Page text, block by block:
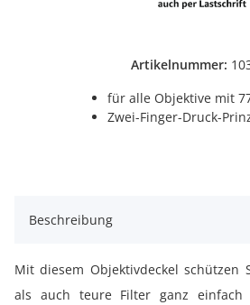
Artikelnummer:
für alle Objektive mit
Zwei-Finger-Druck-
Beschreibung
Mit diesem Objektivdeckel schützen
als auch teure Filter ganz einfach